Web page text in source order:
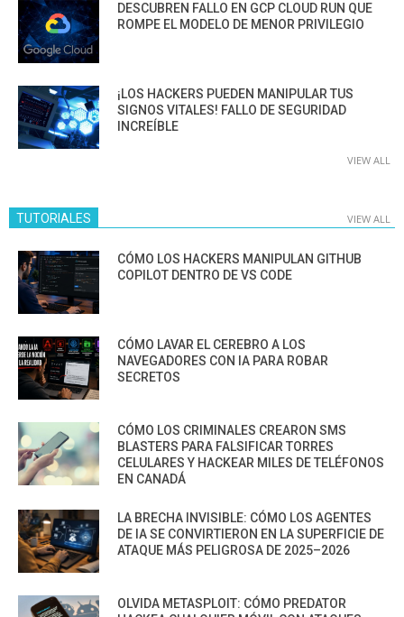
DESCUBREN FALLO EN GCP CLOUD RUN QUE
ROMPE EL MODELO DE MENOR PRIVILEGIO
¡LOS HACKERS PUEDEN MANIPULAR TUS
SIGNOS VITALES! FALLO DE SEGURIDAD
INCREÍBLE
VIEW ALL
TUTORIALES VIEW ALL
CÓMO LOS HACKERS MANIPULAN GITHUB
COPILOT DENTRO DE VS CODE
CÓMO LAVAR EL CEREBRO A LOS
NAVEGADORES CON IA PARA ROBAR
SECRETOS
CÓMO LOS CRIMINALES CREARON SMS
BLASTERS PARA FALSIFICAR TORRES
CELULARES Y HACKEAR MILES DE TELÉFONOS
EN CANADÁ
LA BRECHA INVISIBLE: CÓMO LOS AGENTES
DE IA SE CONVIRTIERON EN LA SUPERFICIE DE
ATAQUE MÁS PELIGROSA DE 2025–2026
OLVIDA METASPLOIT: CÓMO PREDATOR